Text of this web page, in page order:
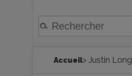
Accueil> Justin Long